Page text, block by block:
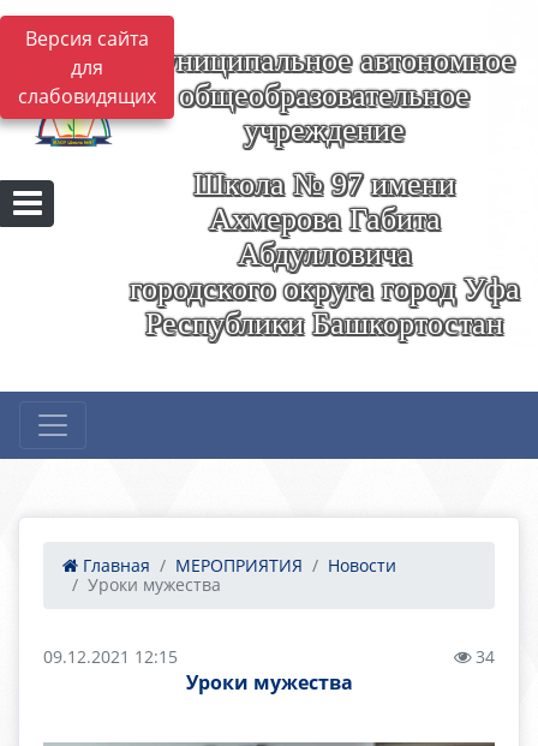
Версия сайта
для
слабовидящих
Муниципальное автономное
общеобразовательное
учреждение
Школа № 97 имени
Ахмерова Габита
Абдулловича
городского округа город Уфа
Республики Башкортостан
Главная МЕРОПРИЯТИЯ
Новости
Уроки мужества
09.12.2021 12:15 34
Уроки мужества